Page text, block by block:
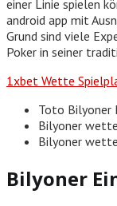
einer Linie spielen
android app mit
Grund sind viele
Poker in seiner
1xbet Wette
Toto Bilyoner
Bilyoner
Bilyoner
Bilyoner